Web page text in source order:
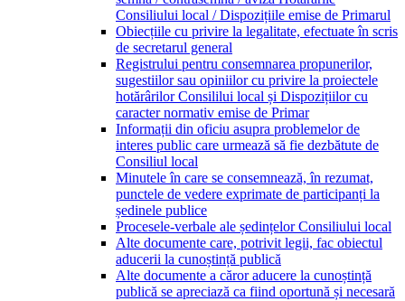
Consiliului local / Dispozițiile emise de Primarul
Obiecțiile cu privire la legalitate, efectuate în scris
de secretarul general
Registrului pentru consemnarea propunerilor,
sugestiilor sau opiniilor cu privire la proiectele
hotărârilor Consililui local și Dispozițiilor cu
caracter normativ emise de Primar
Informații din oficiu asupra problemelor de
interes public care urmează să fie dezbătute de
Consiliul local
Minutele în care se consemnează, în rezumat,
punctele de vedere exprimate de participanți la
ședinele publice
Procesele-verbale ale ședințelor Consiliului local
Alte documente care, potrivit legii, fac obiectul
aducerii la cunoștință publică
Alte documente a căror aducere la cunoștință
publică se apreciază ca fiind oportună și necesară